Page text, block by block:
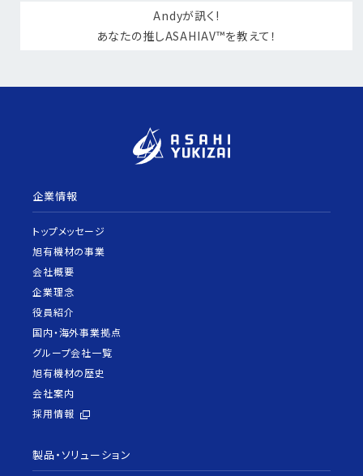
Andyが訊く!
あなたの推しASAHIAV™を教えて！
企業情報
トップメッセージ
旭有機材の事業
会社概要
企業理念
役員紹介
国内・海外事業拠点
グループ会社一覧
旭有機材の歴史
会社案内
採用情報
製品・ソリューション